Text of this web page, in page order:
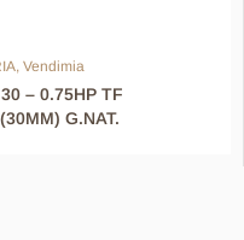
, Vendimia
– 0.75HP TF
G.NAT.